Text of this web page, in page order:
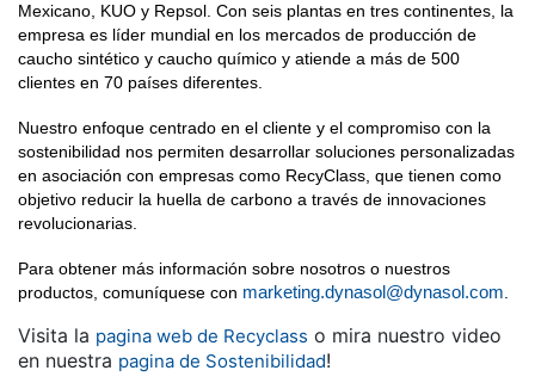
Mexicano, KUO y Repsol. Con seis plantas en tres continentes, la
empresa es líder mundial en los mercados de producción de
caucho sintético y caucho químico y atiende a más de 500
clientes en 70 países diferentes.
Nuestro enfoque centrado en el cliente y el compromiso con la
sostenibilidad nos permiten desarrollar soluciones personalizadas
en asociación con empresas como RecyClass, que tienen como
objetivo reducir la huella de carbono a través de innovaciones
revolucionarias.
Para obtener más información sobre nosotros o nuestros
productos, comuníquese con marketing.dynasol@dynasol.com
Visita la pagina web de Recyclass o mira nuestro video
en nuestra pagina de Sostenibilidad!